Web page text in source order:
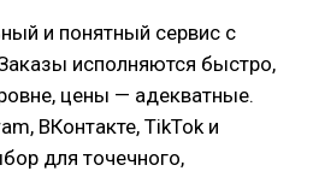
и понятный сервис с
исполняются быстро,
цены — адекватные.
ВКонтакте, TikTok и
для точечного,